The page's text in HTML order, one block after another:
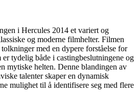
i Hercules 2014 et variert og
og moderne filmhelter. Filmen
med en dypere forståelse for
tydelig både i castingbeslutningene og
mytiske helten. Denne blandingen av
talenter skaper en dynamisk
mulighet til å identifisere seg med flere